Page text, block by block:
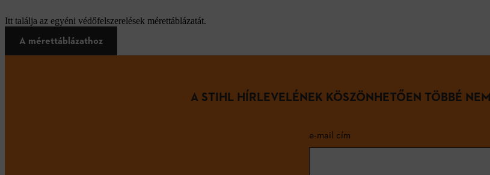
Itt találja az egyéni védőfelszerelések mérettáblázatát.
A mérettáblázathoz
A STIHL HÍRLEVELÉNEK KÖSZÖNHETŐEN TÖBBÉ
e-mail cím